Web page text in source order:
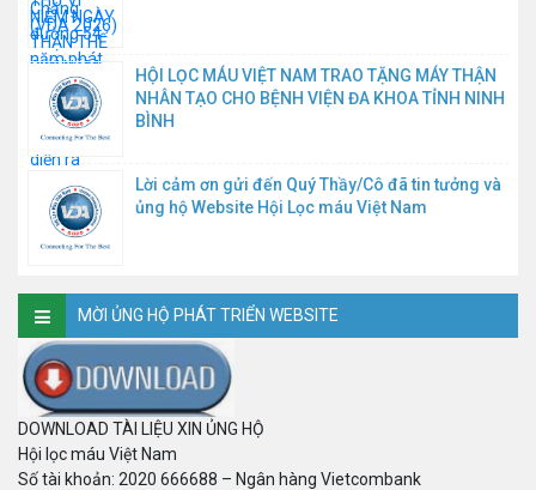
HỘI LỌC MÁU VIỆT NAM TRAO TẶNG MÁY THẬN
NHÂN TẠO CHO BỆNH VIỆN ĐA KHOA TỈNH NINH
BÌNH
Lời cảm ơn gửi đến Quý Thầy/Cô đã tin tưởng và
ủng hộ Website Hội Lọc máu Việt Nam
MỜI ỦNG HỘ PHÁT TRIỂN WEBSITE
DOWNLOAD TÀI LIỆU XIN ỦNG HỘ
Hội lọc máu Việt Nam
Số tài khoản: 2020 666688 – Ngân hàng Vietcombank